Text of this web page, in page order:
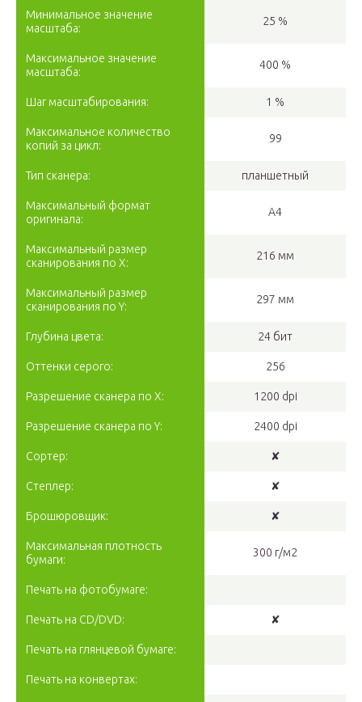
Минимальное значение
масштаба:
25 %
Максимальное значение
масштаба:
400 %
Шаг масштабирования: 1 %
Максимальное количество
копий за цикл:
99
Тип сканера: планшетный
Максимальный формат
оригинала:
A4
Максимальный размер
сканирования по X:
216 мм
Максимальный размер
сканирования по Y:
297 мм
Глубина цвета: 24 бит
Оттенки серого: 256
Разрешение сканера по Х: 1200 dpi
Разрешение сканера по Y: 2400 dpi
Сортер: ✘
Степлер: ✘
Брошюровщик: ✘
Максимальная плотность
бумаги:
300 г/м2
Печать на фотобумаге:
Печать на CD/DVD: ✘
Печать на глянцевой бумаге:
Печать на конвертах: